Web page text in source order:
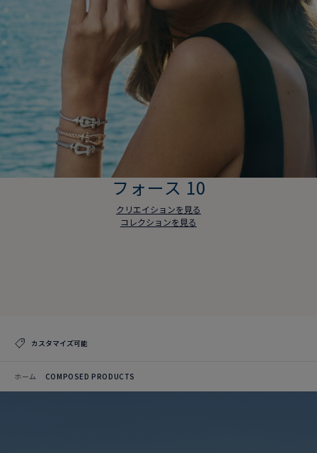
フォース 10
クリエイションを見る
コレクションを見る
カスタマイズ可能
ホーム COMPOSED PRODUCTS